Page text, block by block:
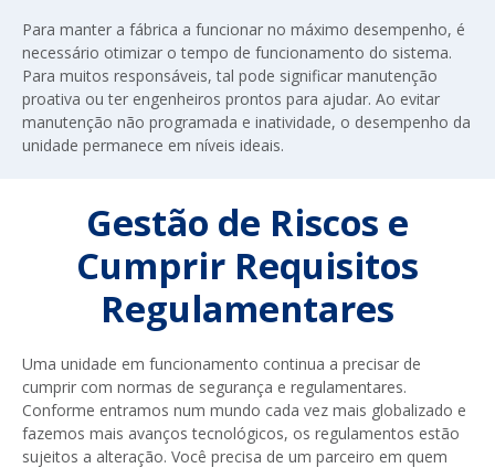
Para manter a fábrica a funcionar no máximo desempenho, é
necessário otimizar o tempo de funcionamento do sistema.
Para muitos responsáveis, tal pode significar manutenção
proativa ou ter engenheiros prontos para ajudar. Ao evitar
manutenção não programada e inatividade, o desempenho da
unidade permanece em níveis ideais.
Gestão de Riscos e
Cumprir Requisitos
Regulamentares
Uma unidade em funcionamento continua a precisar de
cumprir com normas de segurança e regulamentares.
Conforme entramos num mundo cada vez mais globalizado e
fazemos mais avanços tecnológicos, os regulamentos estão
sujeitos a alteração. Você precisa de um parceiro em quem